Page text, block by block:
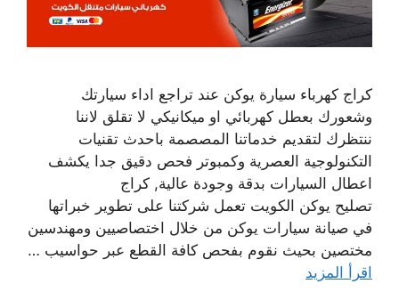
كراج كهرباء سيارة يوكن عند تراجع اداء سيارتك
وشعورك بعطل كهربائي او ميكانيكي لا تقلق لاننا
ننتظرك لتقديم خدماتنا المصصمة باحدث تقنيات
التكنولوجية العصرية وكمبوتر فحص دقيق جدا يكشف
اعطال السيارات بدقة وجودة عالية, كراج
تصليح يوكن الكويت تعمل شركتنا على تطوير خبراتها
في صيانة سيارات يوكن من خلال اختصاصيين ومهندسين
مختصين بحيث نقوم بفحص كافة القطع عبر حواسيب …
اقرأ المزيد